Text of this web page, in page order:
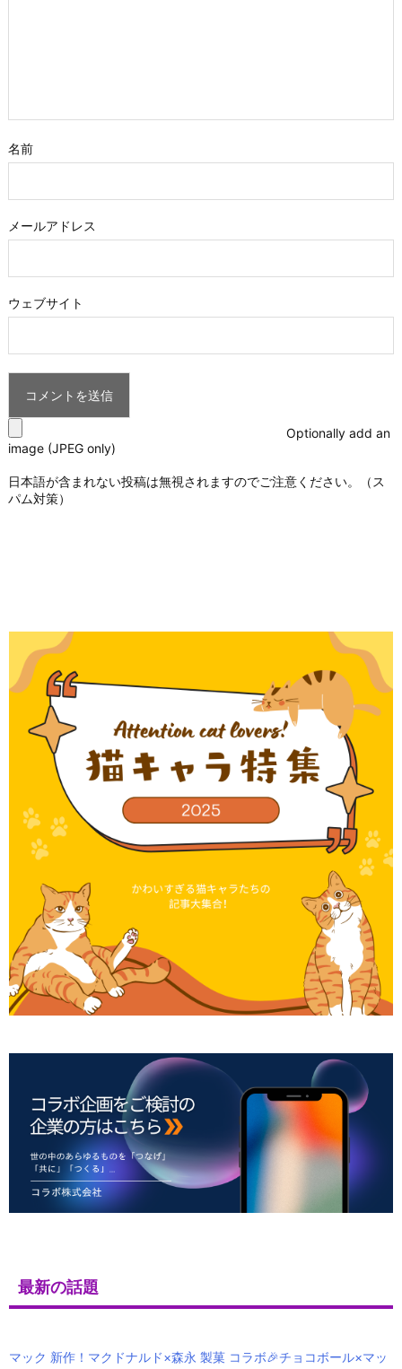
名前
メールアドレス
ウェブサイト
Optionally add an
image (JPEG only)
日本語が含まれない投稿は無視されますのでご注意ください。（ス
パム対策）
最新の話題
マック 新作！マクドナルド×森永 製菓 コラボ🎉チョコボール×マッ